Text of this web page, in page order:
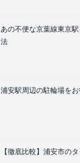
あの不便な京葉線東京
法
浦安駅周辺の駐輪場をお
【徹底比較】浦安市の